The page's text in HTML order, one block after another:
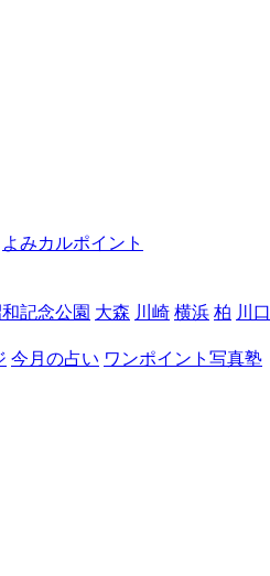
よみカルポイント
記念公園 大森 川崎 横浜 柏 川口
今月の占い ワンポイント写真塾